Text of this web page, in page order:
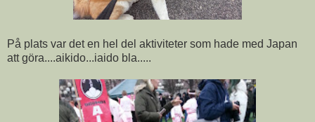
På plats var det en hel del aktiviteter som hade med Japan
att göra....aikido...iaido bla.....